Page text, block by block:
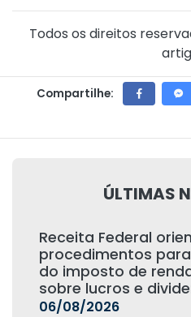
Todos os direitos
Compartilhe:
ÚLTIMAS
Receita Federal
procedimentos
do imposto de
sobre lucros e
06/08/2026